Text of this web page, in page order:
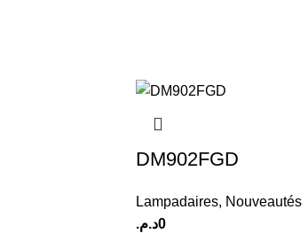
DM902FGD
Lampadaires, Nouveautés
0د.م.